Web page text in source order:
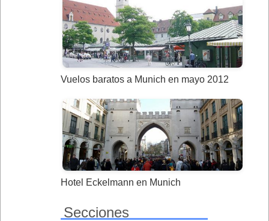
Vuelos baratos a Munich en mayo 2012
Hotel Eckelmann en Munich
Secciones